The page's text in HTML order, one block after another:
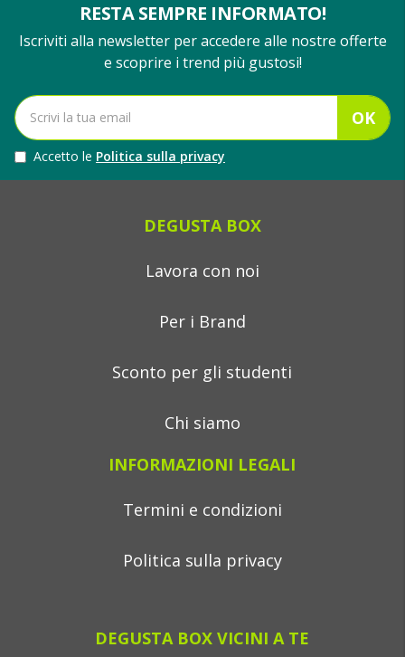
RESTA SEMPRE INFORMATO!
Iscriviti alla newsletter per accedere alle nostre offerte
e scoprire i trend più gustosi!
OK
Accetto le Politica sulla privacy
DEGUSTA BOX
Lavora con noi
Per i Brand
Sconto per gli studenti
Chi siamo
INFORMAZIONI LEGALI
Termini e condizioni
Politica sulla privacy
DEGUSTA BOX VICINI A TE